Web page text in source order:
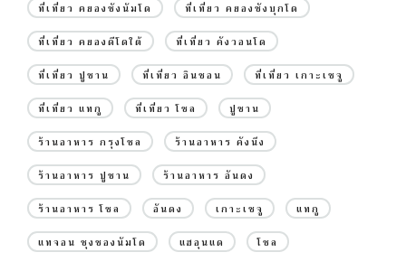
ที่เที่ยว คยองซังนัมโด ที่เที่ยว คยองซังบุกโด
ที่เที่ยว คยองดีโดใต้ ที่เที่ยว คังวอนโด
ที่เที่ยว ปูซาน ที่เที่ยว อินชอน ที่เที่ยว เกาะเชจู
ที่เที่ยว แทกู ที่เที่ยว โซล ปูซาน
ร้านอาหาร กรุงโซล ร้านอาหาร คังนึง
ร้านอาหาร ปูซาน ร้านอาหาร อันดง
ร้านอาหาร โซล อันดง เกาะเชจู แทกู
แทจอน ชุงชองนัมโด แฮอุนแด โซล